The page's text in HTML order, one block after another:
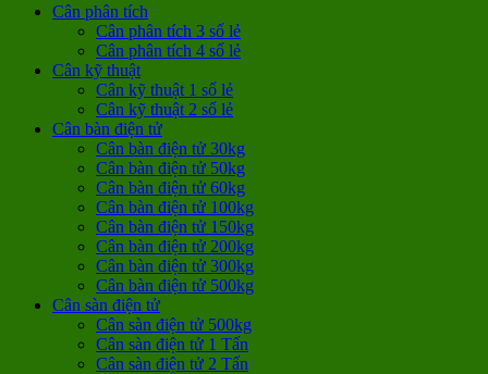
Cân phân tích
Cân phân tích 3 số lẻ
Cân phân tích 4 số lẻ
Cân kỹ thuật
Cân kỹ thuật 1 số lẻ
Cân kỹ thuật 2 số lẻ
Cân bàn điện tử
Cân bàn điện tử 30kg
Cân bàn điện tử 50kg
Cân bàn điện tử 60kg
Cân bàn điện tử 100kg
Cân bàn điện tử 150kg
Cân bàn điện tử 200kg
Cân bàn điện tử 300kg
Cân bàn điện tử 500kg
Cân sàn điện tử
Cân sàn điện tử 500kg
Cân sàn điện tử 1 Tấn
Cân sàn điện tử 2 Tấn